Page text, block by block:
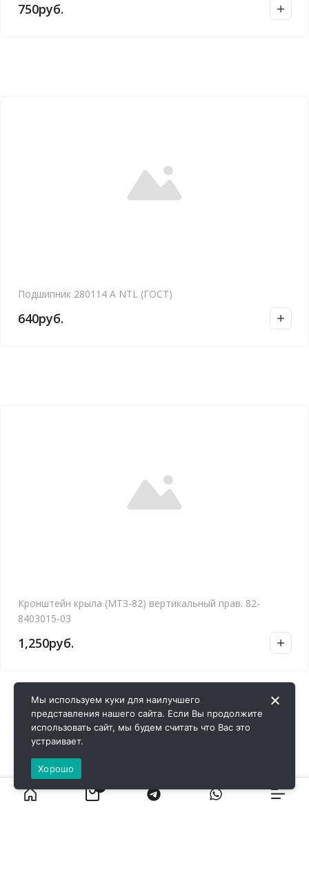
750руб.
Подшипник 280114 А NTL (ГОСТ)
640руб.
Кронштейн крыла (МТЗ-82) вертикальный прав. 82-
8403015-03
1,250руб.
Мы используем куки для наилучшего
представления нашего сайта. Если Вы продолжите
использовать сайт, мы будем считать что Вас это
устраивает.
Хорошо